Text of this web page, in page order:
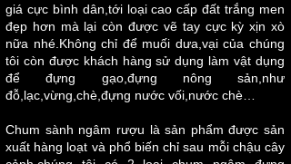
giá cực bình dân,tới loại cao cấp đất trắng men
đẹp hơn mà lại còn được vẽ tay cực kỳ xịn xò
nữa nhé.Không chỉ để muối dưa,vại của chúng
tôi còn được khách hàng sử dụng làm vật dụng
để đựng gạo,đựng nông sản,như
đỗ,lạc,vừng,chè,đựng nước vối,nước chè…
Chum sành ngâm rượu là sản phẩm được sản
xuất hàng loạt và phổ biến chỉ sau mỗi chậu cây